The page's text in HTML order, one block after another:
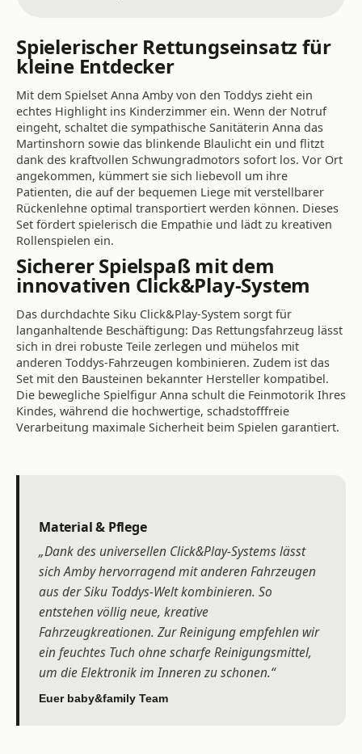
Spielerischer Rettungseinsatz für
kleine Entdecker
Mit dem Spielset Anna Amby von den Toddys zieht ein
echtes Highlight ins Kinderzimmer ein. Wenn der Notruf
eingeht, schaltet die sympathische Sanitäterin Anna das
Martinshorn sowie das blinkende Blaulicht ein und flitzt
dank des kraftvollen Schwungradmotors sofort los. Vor Ort
angekommen, kümmert sie sich liebevoll um ihre
Patienten, die auf der bequemen Liege mit verstellbarer
Rückenlehne optimal transportiert werden können. Dieses
Set fördert spielerisch die Empathie und lädt zu kreativen
Rollenspielen ein.
Sicherer Spielspaß mit dem
innovativen Click&Play-System
Das durchdachte Siku Click&Play-System sorgt für
langanhaltende Beschäftigung: Das Rettungsfahrzeug lässt
sich in drei robuste Teile zerlegen und mühelos mit
anderen Toddys-Fahrzeugen kombinieren. Zudem ist das
Set mit den Bausteinen bekannter Hersteller kompatibel.
Die bewegliche Spielfigur Anna schult die Feinmotorik Ihres
Kindes, während die hochwertige, schadstofffreie
Verarbeitung maximale Sicherheit beim Spielen garantiert.
Material & Pflege
„Dank des universellen Click&Play-Systems lässt
sich Amby hervorragend mit anderen Fahrzeugen
aus der Siku Toddys-Welt kombinieren. So
entstehen völlig neue, kreative
Fahrzeugkreationen. Zur Reinigung empfehlen wir
ein feuchtes Tuch ohne scharfe Reinigungsmittel,
um die Elektronik im Inneren zu schonen.“
Euer baby&family Team